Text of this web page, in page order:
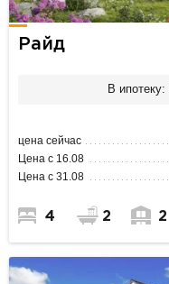
Райд
В ипотеку:
цена сейчас
Цена с 16.08
Цена с 31.08
4 2 2